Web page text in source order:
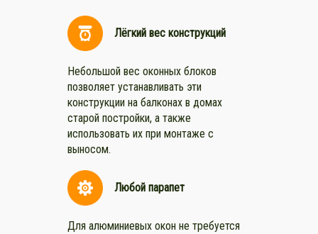
Лёгкий вес конструкций
Небольшой вес оконных блоков
позволяет устанавливать эти
конструкции на балконах в домах
старой постройки, а также
использовать их при монтаже с
выносом.
Любой парапет
Для алюминиевых окон не требуется